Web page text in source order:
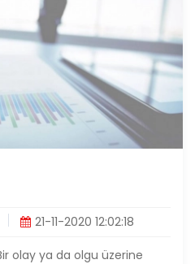
21-11-2020 12:02:18
olay ya da olgu üzerine